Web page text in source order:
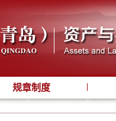
规章制度